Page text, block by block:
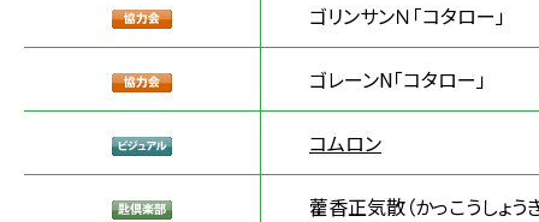
ゴリンサンＮ「コタロー」
ゴレーンN「コタロー」
コムロン
藿香正気散（かっこうしょう